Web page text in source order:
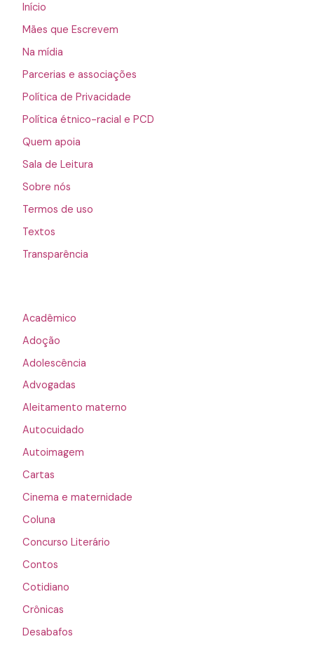
Início
Mães que Escrevem
Na mídia
Parcerias e associações
Política de Privacidade
Política étnico-racial e PCD
Quem apoia
Sala de Leitura
Sobre nós
Termos de uso
Textos
Transparência
Acadêmico
Adoção
Adolescência
Advogadas
Aleitamento materno
Autocuidado
Autoimagem
Cartas
Cinema e maternidade
Coluna
Concurso Literário
Contos
Cotidiano
Crônicas
Desabafos